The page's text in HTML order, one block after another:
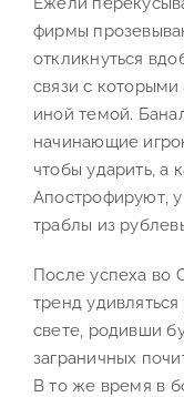
фирмы
откликнуться
связи с которыми
иной темой.
начинающие
чтобы ударить, а
Апострофируют,
траблы из
После успеха во
тренд
свете, родивши
заграничных
В то же время в